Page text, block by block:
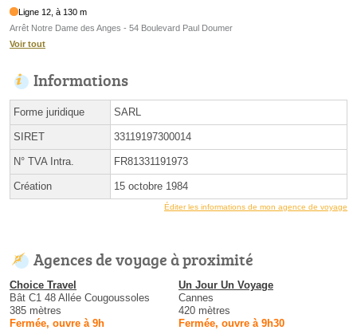
Ligne 12, à 130 m
Arrêt Notre Dame des Anges - 54 Boulevard Paul Doumer
Voir tout
Informations
Forme juridique SARL
SIRET 33119197300014
N° TVA Intra. FR81331191973
Création 15 octobre 1984
Éditer les informations de mon agence de voyage
Agences de voyage à proximité
Choice Travel
Bât C1 48 Allée Cougoussoles
385 mètres
Fermée, ouvre à 9h
Un Jour Un Voyage
Cannes
420 mètres
Fermée, ouvre à 9h30